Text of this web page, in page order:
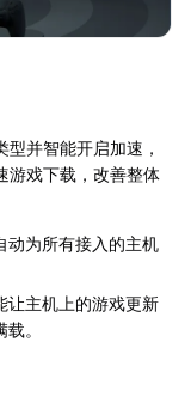
并智能开启加速，
游戏下载，改善整体
动为所有接入的主机
让主机上的游戏更新
。